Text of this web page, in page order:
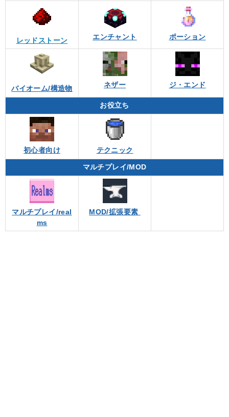
レッドストーン エンチャント ポーション
バイオーム/構造物 ネザー ジ・エンド
お役立ち
初心者向け テクニック
マルチプレイ/MOD
マルチプレイ/real
ms
MOD/拡張要素